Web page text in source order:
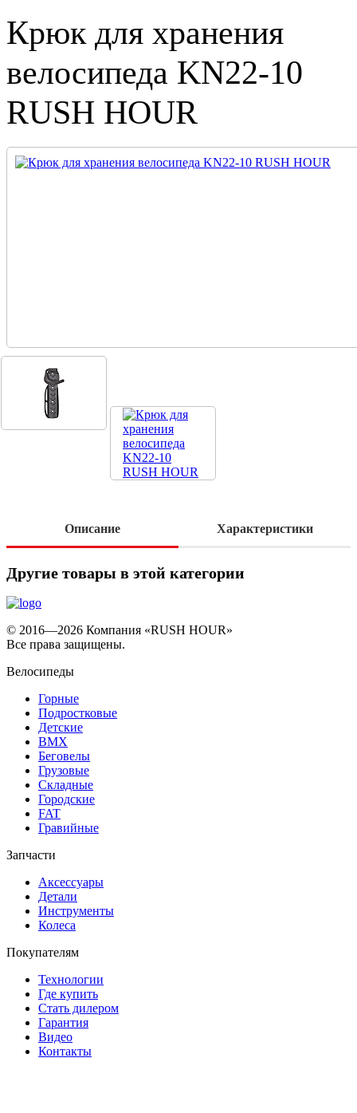
Крюк для хранения
велосипеда KN22-10
RUSH HOUR
Описание Характеристики
Другие товары в этой категории
© 2016—2026 Компания «RUSH HOUR»
Все права защищены.
Велосипеды
Горные
Подростковые
Детские
BMX
Беговелы
Грузовые
Складные
Городские
FAT
Гравийные
Запчасти
Аксессуары
Детали
Инструменты
Колеса
Покупателям
Технологии
Где купить
Стать дилером
Гарантия
Видео
Контакты